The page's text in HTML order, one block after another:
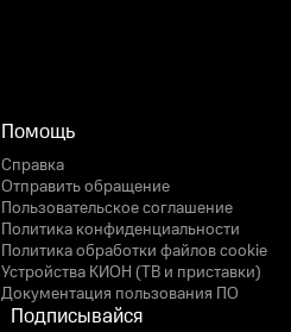
Помощь
Справка
Отправить обращение
Пользовательское соглашение
Политика конфиденциальности
Политика обработки файлов cookie
Устройства КИОН (ТВ и приставки)
Документация пользования ПО
Подписывайся